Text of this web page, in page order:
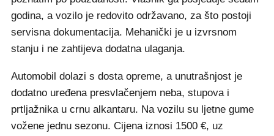
godina, a vozilo je redovito održavano, za što postoji
servisna dokumentacija. Mehanički je u izvrsnom
stanju i ne zahtijeva dodatna ulaganja.
Automobil dolazi s dosta opreme, a unutrašnjost je
dodatno uređena presvlačenjem neba, stupova i
prtljažnika u crnu alkantaru. Na vozilu su ljetne gume
vožene jednu sezonu. Cijena iznosi 1500 €, uz